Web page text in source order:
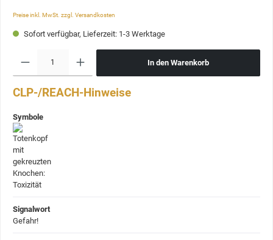
Preise inkl. MwSt. zzgl. Versandkosten
Sofort verfügbar, Lieferzeit: 1-3 Werktage
In den Warenkorb
CLP-/REACH-Hinweise
Symbole
Signalwort
Gefahr!